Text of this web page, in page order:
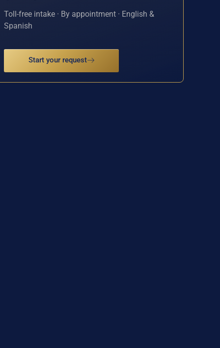
Toll-free intake · By appointment · English &
Spanish
Start your request